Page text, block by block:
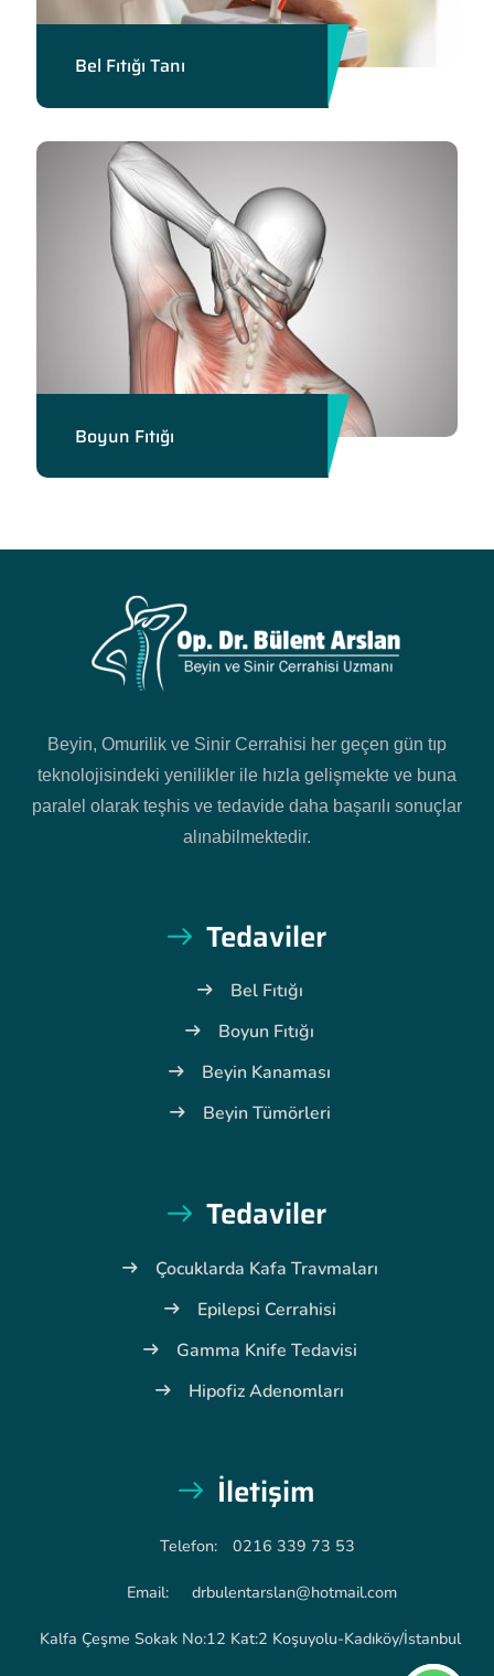
Bel Fıtığı Tanı
Boyun Fıtığı
Beyin, Omurilik ve Sinir Cerrahisi her geçen gün tıp
teknolojisindeki yenilikler ile hızla gelişmekte ve buna
paralel olarak teşhis ve tedavide daha başarılı sonuçlar
alınabilmektedir.
Tedaviler
Bel Fıtığı
Boyun Fıtığı
Beyin Kanaması
Beyin Tümörleri
Tedaviler
Çocuklarda Kafa Travmaları
Epilepsi Cerrahisi
Gamma Knife Tedavisi
Hipofiz Adenomları
İletişim
Telefon: 0216 339 73 53
Email: drbulentarslan@hotmail.com
Kalfa Çeşme Sokak No:12 Kat:2 Koşuyolu-Kadıköy/İstanbul